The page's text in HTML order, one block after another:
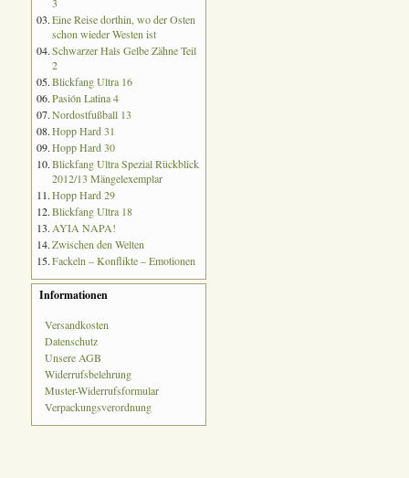
03.Eine Reise dorthin, wo der Osten
schon wieder Westen ist
04.Schwarzer Hals Gelbe Zähne Teil
2
05.Blickfang Ultra 16
06.Pasión Latina 4
07.Nordostfußball 13
08.Hopp Hard 31
09.Hopp Hard 30
10.Blickfang Ultra Spezial Rückblick
2012/13 Mängelexemplar
11.Hopp Hard 29
12.Blickfang Ultra 18
13. AYIA NAPA!
14.Zwischen den Welten
15.Fackeln – Konflikte – Emotionen
Informationen
Versandkosten
Datenschutz
Unsere AGB
Widerrufsbelehrung
Muster-Widerrufsformular
Verpackungsverordnung